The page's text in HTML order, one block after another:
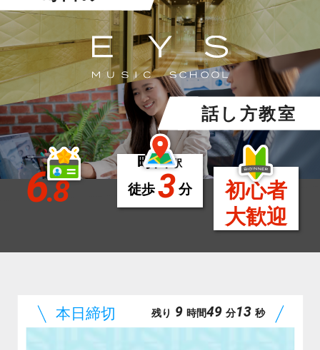
話し方教室
6.8
町田駅
徒歩3分
初心者
大歓迎
残り 9 時間49 分12 秒